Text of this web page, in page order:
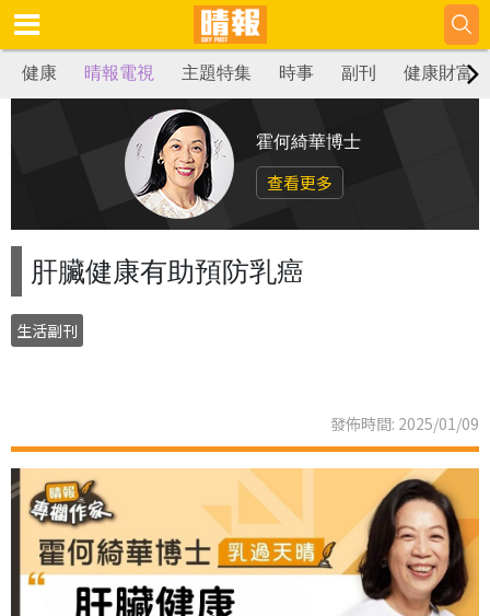
健康 晴報電視 主題特集 時事 副刊 健康財富
霍何綺華博士
查看更多
肝臟健康有助預防乳癌
生活副刊
發佈時間: 2025/01/09